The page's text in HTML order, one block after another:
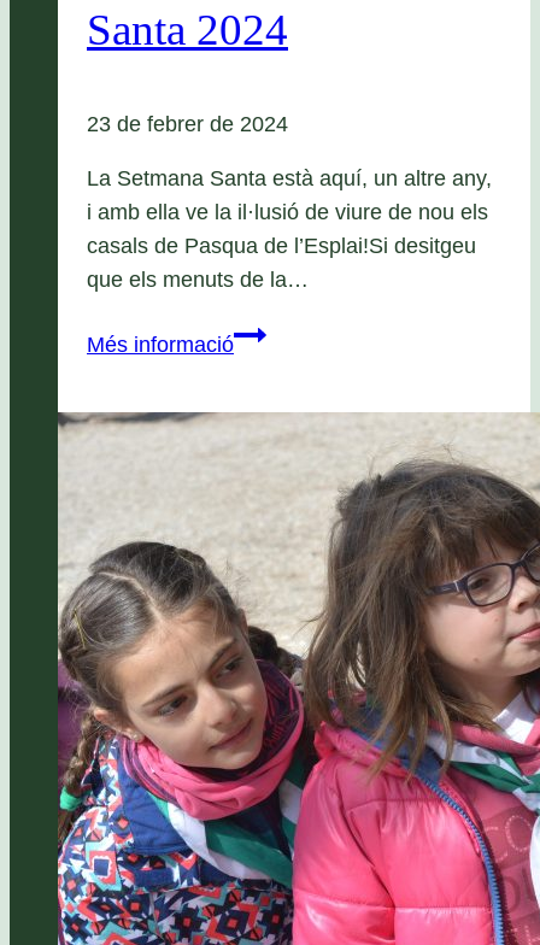
Santa 2024
23 de febrer de 2024
La Setmana Santa està aquí, un altre any,
i amb ella ve la il·lusió de viure de nou els
casals de Pasqua de l’Esplai!Si desitgeu
que els menuts de la…
Més informacióCasals
Santa